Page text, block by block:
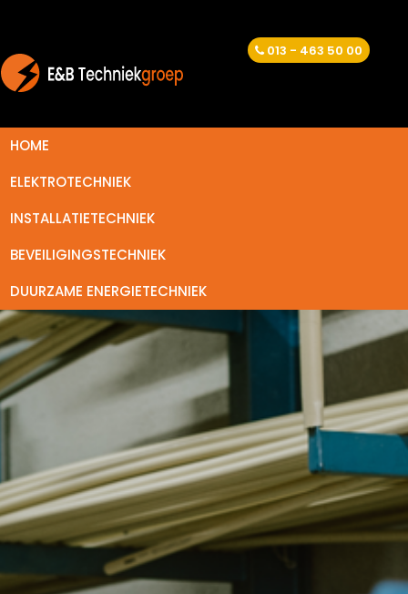
013 - 463 50 00
HOME
ELEKTROTECHNIEK
INSTALLATIETECHNIEK
BEVEILIGINGSTECHNIEK
DUURZAME ENERGIETECHNIEK